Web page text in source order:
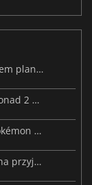
MARVEL Tōkon debiutuje wraz z ujawnieniem planu rozwoju na pierwszy rok
Resident Evil: Veronica znalazł się już na ponad 2 milionach list życzeń
Beast of Reincarnation: twórcy serii gier Pokémon wkraczają na nową ścieżkę
Big Walk już w sprzedaży – podróż oparta na przyjaźni